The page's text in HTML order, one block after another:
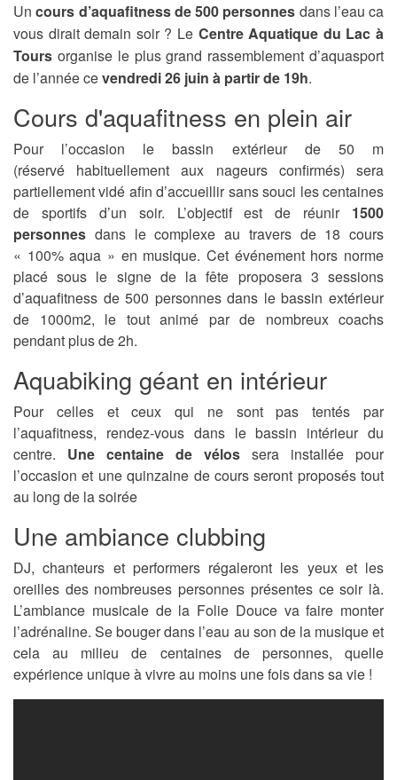
Uncours d’aquafitness de 500 personnes dans l’eau ca
vous dirait demain soir ? Le Centre Aquatique du Lac à
Tours organise le plus grand rassemblement d’aquasport
de l’année cevendredi 26 juin à partir de 19h.
Cours d'aquafitness en plein air
Pour l’occasion le bassin extérieur de 50 m
(réservé habituellement aux nageurs confirmés) sera
partiellement vidé afin d’accueillir sans souci les centaines
de sportifs d’un soir. L’objectif est de réunir1500
personnes dans le complexe au travers de 18 cours
« 100% aqua » en musique. Cet événement hors norme
placé sous le signe de la fête proposera 3 sessions
d’aquafitness de 500 personnes dans le bassin extérieur
de 1000m2, le tout animé par de nombreux coachs
pendant plus de 2h.
Aquabiking géant en intérieur
Pour celles et ceux qui ne sont pas tentés par
l’aquafitness, rendez-vous dans le bassin intérieur du
centre. Une centaine de vélos sera installée pour
l’occasion et une quinzaine de cours seront proposés tout
au long de la soirée
Une ambiance clubbing
DJ, chanteurs et performers régaleront les yeux et les
oreilles des nombreuses personnes présentes ce soir là.
L’ambiance musicale de la Folie Douce va faire monter
l’adrénaline. Se bouger dans l’eau au son de la musique et
cela au milieu de centaines de personnes, quelle
expérience unique à vivre au moins une fois dans sa vie !